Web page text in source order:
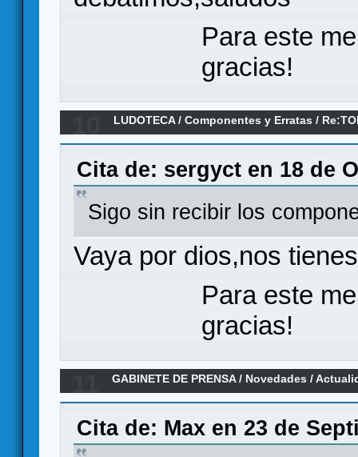
Para este
gracias!
LUDOTECA/Componentes y Erratas /
Cita de: sergyct en 18 de
Sigo sin recibir los
Vaya por dios,nos
Para este
gracias!
GABINETE DE PRENSA/ Novedades /
Devir
Cita de: Max en 23 de